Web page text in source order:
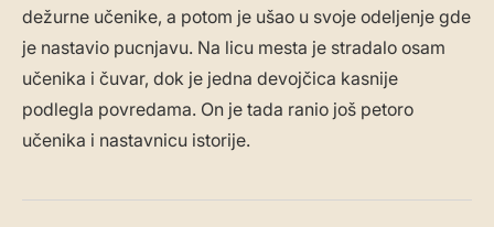
dežurne učenike, a potom je ušao u svoje odeljenje gde
je nastavio pucnjavu. Na licu mesta je stradalo osam
učenika i čuvar, dok je jedna devojčica kasnije
podlegla povredama. On je tada ranio još petoro
učenika i nastavnicu istorije.